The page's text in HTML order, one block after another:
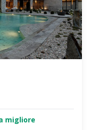
migliore